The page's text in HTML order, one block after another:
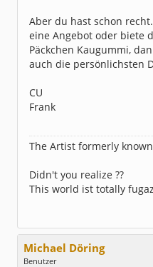
Aber du hast schon
eine Angebot oder biete
Päckchen Kaugummi,
auch die persönlichsten
CU
Frank
The Artist formerly
Didn't you realize ??
This world ist totally
Michael Döring
Benutzer